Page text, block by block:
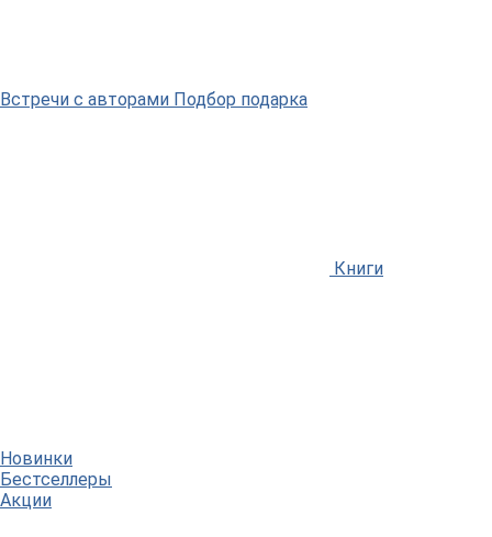
Встречи с авторами Подбор подарка
Книги
Новинки
Бестселлеры
Акции